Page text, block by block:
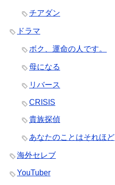
チアダン
ドラマ
ボク、運命の人です。
母になる
リバース
CRISIS
貴族探偵
あなたのことはそれほど
海外セレブ
YouTuber